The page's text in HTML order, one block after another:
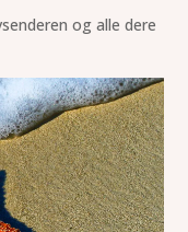
og alle dere